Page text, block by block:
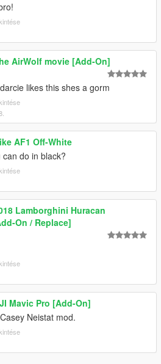
AirWolf movie [Add-On]
likes this shes a gorm
AF1 Off-White
do in black?
Lamborghini Huracan
On / Replace]
Mavic Pro [Add-On]
Neistat mod.